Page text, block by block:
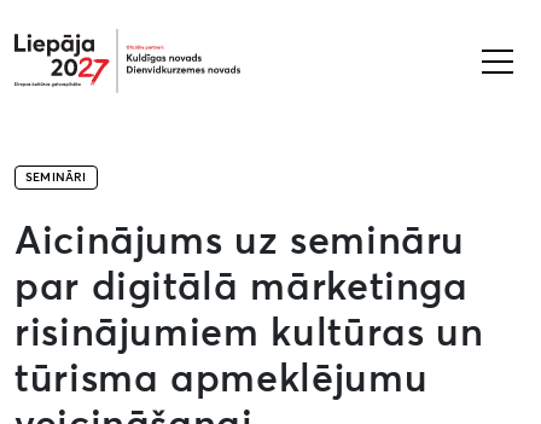
Liepāja2027
SEMINĀRI
Aicinājums uz semināru
par digitālā mārketinga
risinājumiem kultūras un
tūrisma apmeklējumu